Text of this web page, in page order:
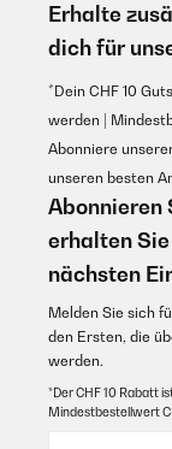
Erhalte
dich für
*Dein CHF 10
werden |
Abonniere
unseren besten
Abonnieren
erhalten
nächsten
Melden Sie sich
den Ersten, die
werden.
*Der CHF 10 Rabatt
Mindestbestellwert